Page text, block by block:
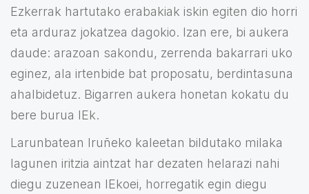
Ezkerrak hartutako erabakiak iskin egiten dio horri
eta arduraz jokatzea dagokio. Izan ere, bi aukera
daude: arazoan sakondu, zerrenda bakarrari uko
eginez, ala irtenbide bat proposatu, berdintasuna
ahalbidetuz. Bigarren aukera honetan kokatu du
bere burua IEk.
Larunbatean Iruñeko kaleetan bildutako milaka
lagunen iritzia aintzat har dezaten helarazi nahi
diegu zuzenean IEkoei, horregatik egin diegu